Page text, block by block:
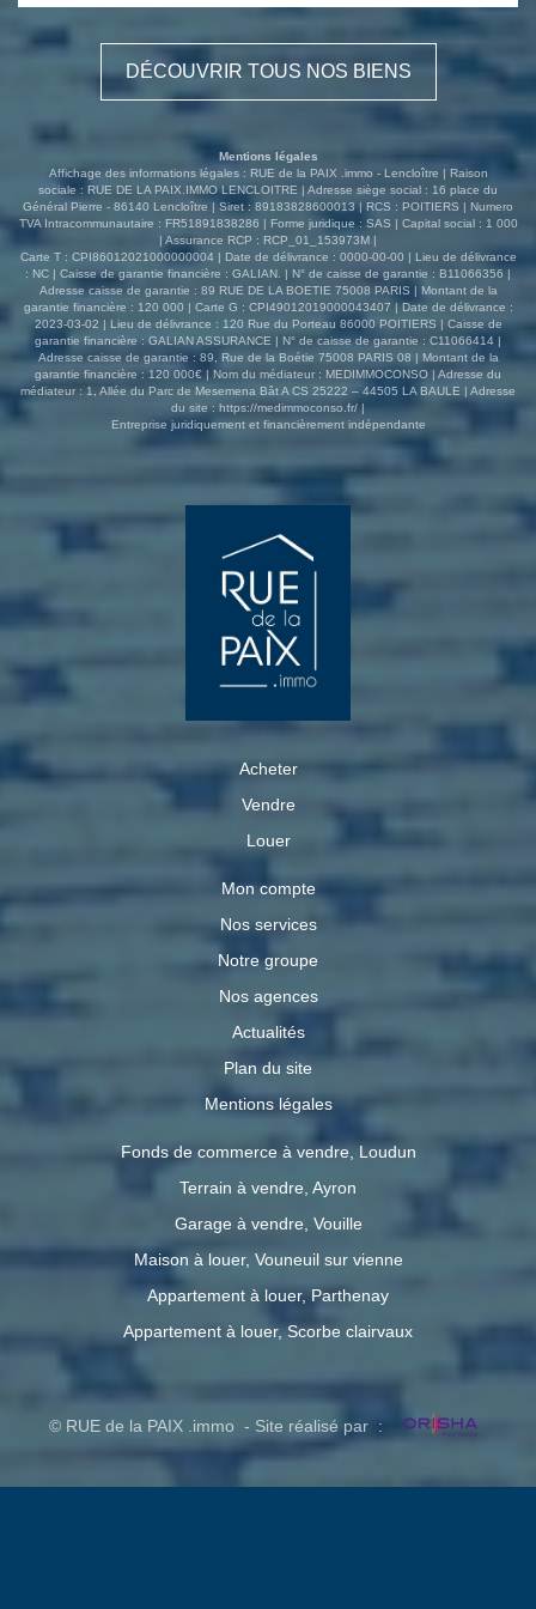
détente . Deux chambres supplémentaires Extérieurs:
Vous serez séduits par un environnement calme et
privilégié comprenant : . Plusieurs dépendances . Un
hangar pour abriter vos véhicules . Un authentique four à
pain . Une superbe terrasse sans vis-à-vis, parfaite pour
profiter des beaux jours . En complément, un terrain
d'environ 3 800 m², offrant de nombreuses possibilités
Une propriété unique alliant charme, espace et tranquillité
? une visite s'impose ! Pour programmer vos visites:
Contactez votre agence rue de la paix.immo. Accueil
téléphonique du lundi au vendredi de 8h30à 18h30 pour
plus d'informations ou organiser une visite. Ref: 3588DL
Les informations sur les risques auxquels ce bien est
exposé sont disponibles sur le site Géorisques :
www.georisques.gouv.fr
DÉCOUVRIR TOUS NOS BIENS
Mentions légales
Affichage des informations légales : RUE de la PAIX .immo - Lencloître | Raison
sociale : RUE DE LA PAIX.IMMO LENCLOITRE | Adresse siège social : 16 place du
Général Pierre - 86140 Lencloître | Siret : 89183828600013 | RCS : POITIERS | Numero
TVA Intracommunautaire : FR51891838286 | Forme juridique : SAS | Capital social : 1 000
| Assurance RCP : RCP_01_153973M |
Carte T : CPI86012021000000004 | Date de délivrance : 0000-00-00 | Lieu de délivrance
: NC | Caisse de garantie financière : GALIAN. | N° de caisse de garantie : B11066356 |
Adresse caisse de garantie : 89 RUE DE LA BOETIE 75008 PARIS | Montant de la
garantie financière : 120 000 | Carte G : CPI49012019000043407 | Date de délivrance :
2023-03-02 | Lieu de délivrance : 120 Rue du Porteau 86000 POITIERS | Caisse de
garantie financière : GALIAN ASSURANCE | N° de caisse de garantie : C11066414 |
Adresse caisse de garantie : 89, Rue de la Boétie 75008 PARIS 08 | Montant de la
garantie financière : 120 000€ | Nom du médiateur : MEDIMMOCONSO | Adresse du
médiateur : 1, Allée du Parc de Mesemena Bât A CS 25222 – 44505 LA BAULE | Adresse
du site : https://medimmoconso.fr/ |
Entreprise juridiquement et financièrement indépendante
Acheter
Vendre
Louer
Mon compte
Nos services
Notre groupe
Nos agences
Actualités
Plan du site
Mentions légales
Fonds de commerce à vendre, Loudun
Terrain à vendre, Ayron
Garage à vendre, Vouille
Maison à louer, Vouneuil sur vienne
Appartement à louer, Parthenay
Appartement à louer, Scorbe clairvaux
© RUE de la PAIX .immo - Site réalisé par :